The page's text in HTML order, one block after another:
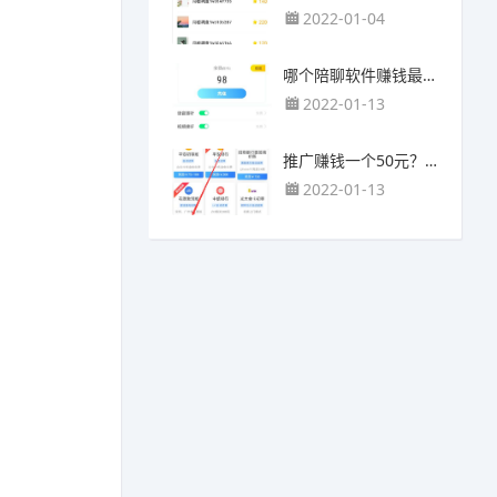
2022-01-04
哪个陪聊软件赚钱最快？目前陪人聊天可以挣钱的app推荐
2022-01-13
推广赚钱一个50元？我这个一个最高可以赚500元
2022-01-13